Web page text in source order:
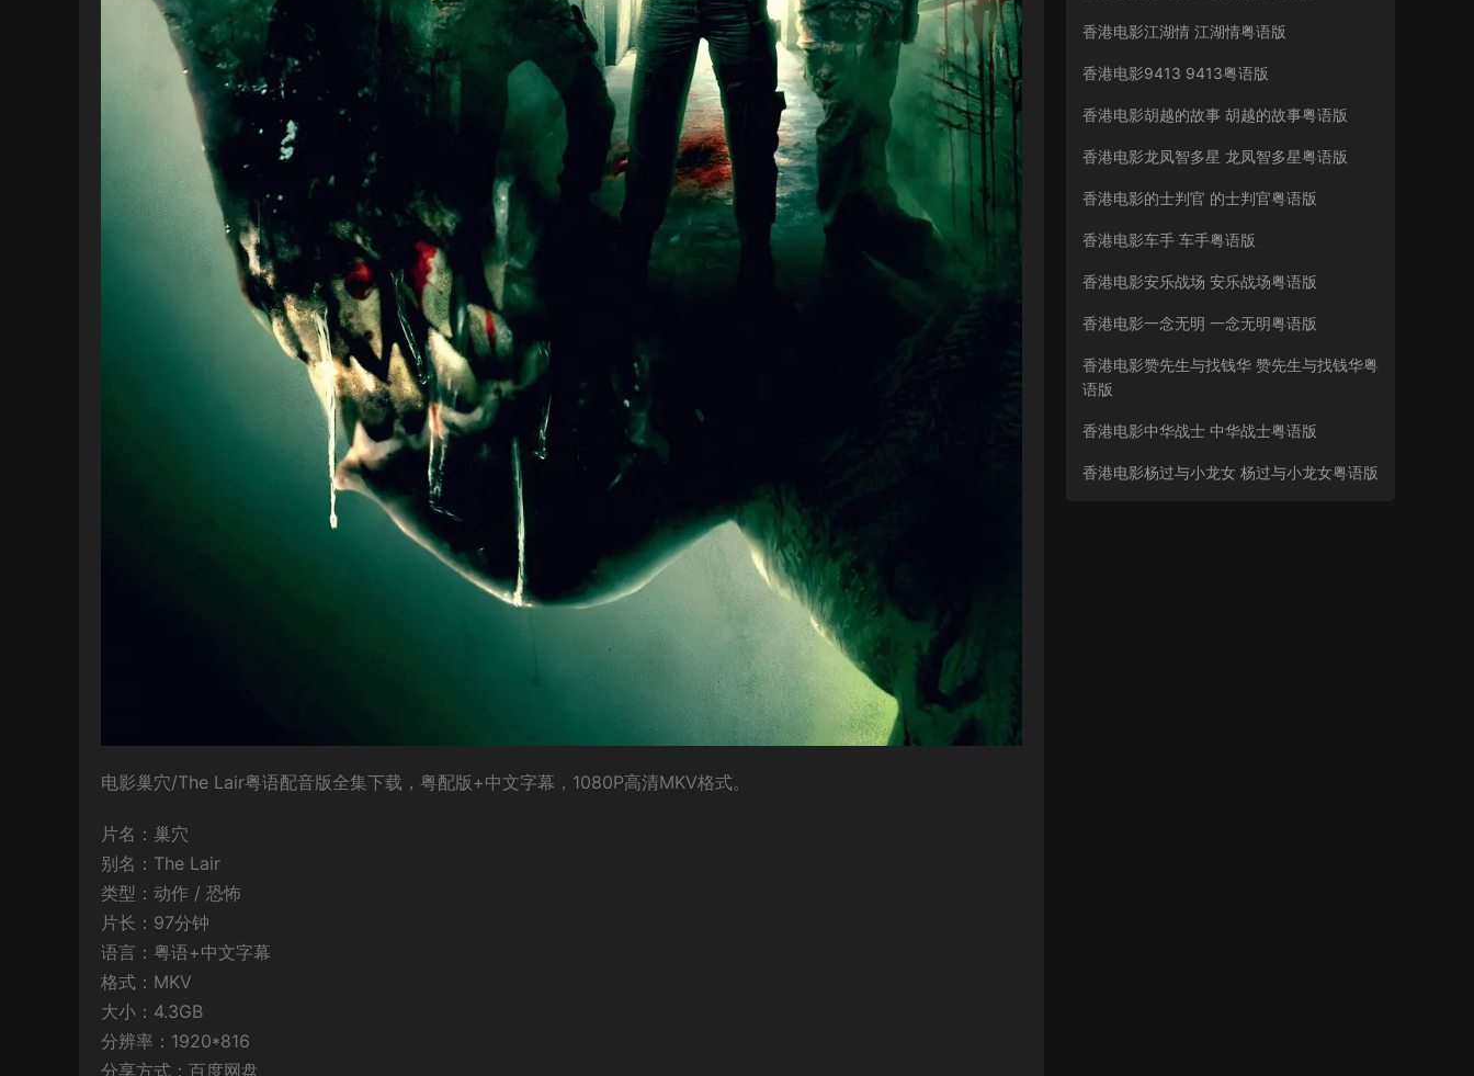
电影巢穴/The Lair粤语配音版全集下载，粤配版+中文字幕，1080P高清MKV格式。
片名：巢穴
别名：The Lair
类型：动作 / 恐怖
片长：97分钟
语言：粤语+中文字幕
格式：MKV
大小：4.3GB
分辨率：1920*816
分享方式：百度网盘
香港电影江湖情 江湖情粤语版
香港电影9413 9413粤语版
香港电影胡越的故事 胡越的故事粤语版
香港电影龙凤智多星 龙凤智多星粤语版
香港电影的士判官 的士判官粤语版
香港电影车手 车手粤语版
香港电影安乐战场 安乐战场粤语版
香港电影一念无明 一念无明粤语版
香港电影赞先生与找钱华 赞先生与找钱华粤
语版
香港电影中华战士 中华战士粤语版
香港电影杨过与小龙女 杨过与小龙女粤语版